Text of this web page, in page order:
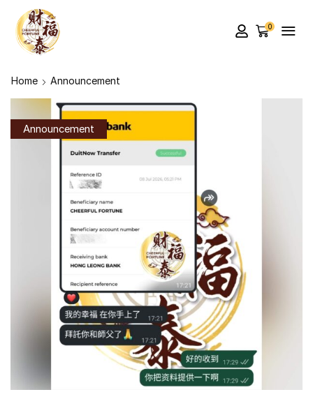
0
Home Announcement
Announcement